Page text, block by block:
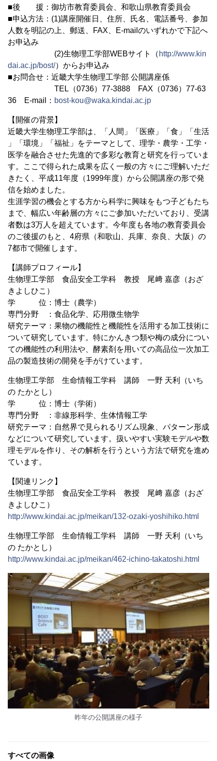
■後 援：御坊市教育委員会、和歌山県教育委員会
■申込方法：(1)講座開催日、住所、氏名、電話番号、参加
人数を明記の上、郵送、FAX、E-mailのいずれかで下記へ
お申込み
(2)生物理工学部WEBサイト（ http://www.kin
dai.ac.jp/bost/）からお申込み
■お問合せ：近畿大学生物理工学部 公開講座係
TEL（0736）77-3888 FAX（0736）77-63
36 E-mail： bost-kou@waka.kindai.ac.jp
【開催の背景】
近畿大学生物理工学部は、「人間」「医療」「食」「生活
」「環境」「福祉」をテーマとして、理学・農学・工学・
医学を融合させた先進的で多彩な教育と研究を行っていま
す。ここで得られた成果を広く一般の方々にご理解いただ
きたく、平成11年度（1999年度）から公開講座の形で発
信を始めました。
生涯学習の機会とする方から科学に興味をもつ子どもたち
まで、幅広い年齢層の方々にご参加いただいており、受講
者数は3万人を超えています。今年度も各地の教育委員会
のご後援のもと、4府県（和歌山、兵庫、奈良、大阪）の
7都市で開催します。
【講師プロフィール】
生物理工学部 食品安全工学科 教授 尾﨑 嘉彦（おざ
きよしひこ）
学 位：博士（農学）
専門分野 ：食品化学、応用微生物学
研究テーマ：果物の機能性と機能性を活用する加工技術に
ついて研究しています。特にかんきつ類や梅の成分につい
ての機能性の利用法や、酵素剤を用いての高品位一次加工
品の製造技術の開発を手がけています。
生物理工学部 生命情報工学科 講師 一野 天利（いち
の たかとし）
学 位：博士（学術）
専門分野 ：非線形科学、生体情報工学
研究テーマ：自然界で見られるリズム現象、パターン形成
などについて研究しています。扱いやすい実験モデルや数
理モデルを作り、その解析を行うという方法で研究を進め
ています。
【関連リンク】
生物理工学部 食品安全工学科 教授 尾﨑 嘉彦（おざ
きよしひこ）
http://www.kindai.ac.jp/meikan/132-ozaki-yoshihiko.html
生物理工学部 生命情報工学科 講師 一野 天利（いち
の たかとし）
http://www.kindai.ac.jp/meikan/462-ichino-takatoshi.html
昨年の公開講座の様子
すべての画像